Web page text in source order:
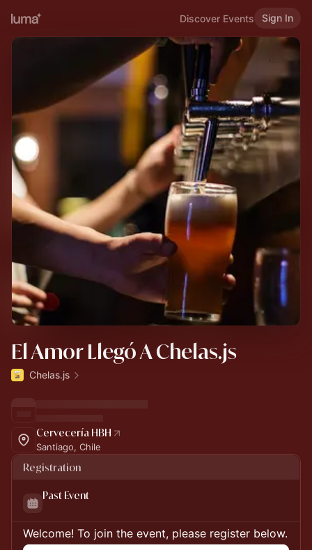
Discover Events Sign In
El Amor Llegó A Chelas.js
Chelas.js
Cervecería HBH
Santiago, Chile
Registration
Past Event
Welcome! To join the event, please register below.